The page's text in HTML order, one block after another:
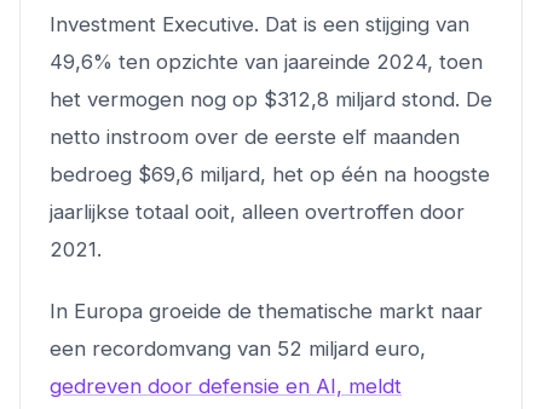
Investment Executive. Dat is een stijging van
49,6% ten opzichte van jaareinde 2024, toen
het vermogen nog op $312,8 miljard stond. De
netto instroom over de eerste elf maanden
bedroeg $69,6 miljard, het op één na hoogste
jaarlijkse totaal ooit, alleen overtroffen door
2021.
In Europa groeide de thematische markt naar
een recordomvang van 52 miljard euro,
gedreven door defensie en AI, meldt